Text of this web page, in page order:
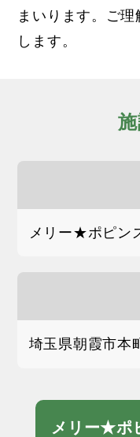
まいります。ご
します。
メリー★ポピン
埼玉県朝霞市本
メリー★ポ